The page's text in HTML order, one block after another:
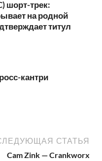
шорт-трек:
на родной
титул
кантри
СТАТЬЯ
Cam Zink — Crankworx